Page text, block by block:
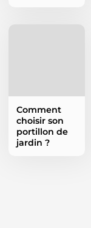
Comment
choisir son
portillon de
jardin ?